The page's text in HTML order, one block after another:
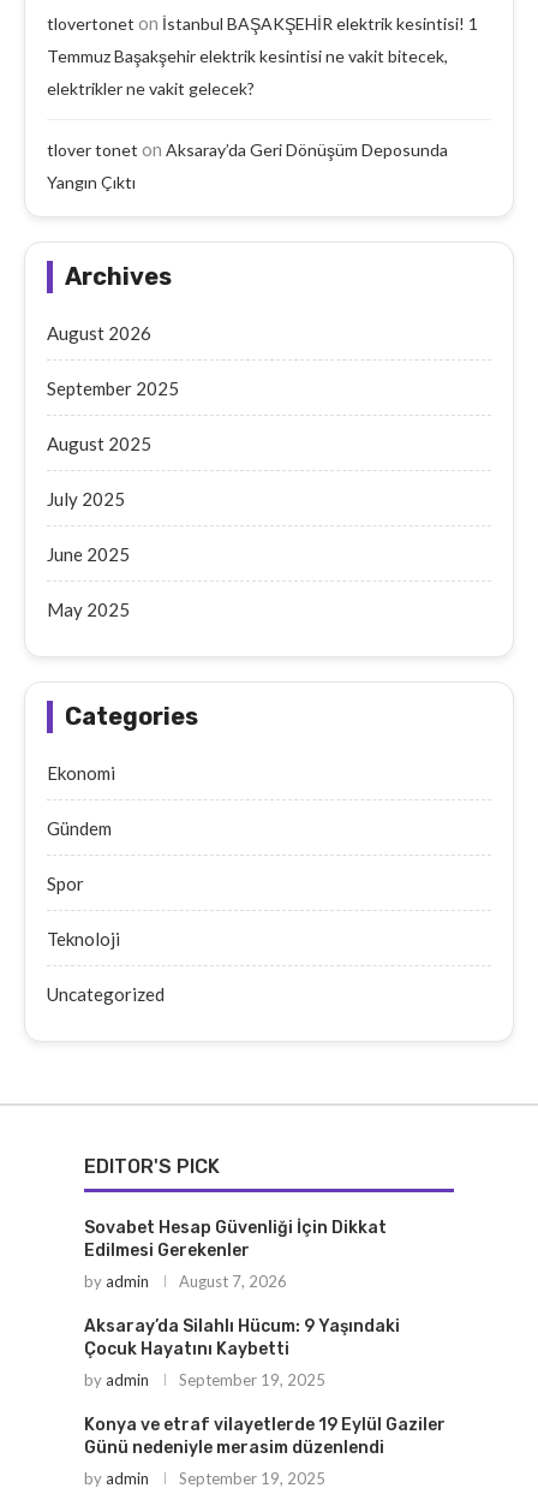
tlovertonet on İstanbul BAŞAKŞEHİR elektrik kesintisi! 1
Temmuz Başakşehir elektrik kesintisi ne vakit bitecek,
elektrikler ne vakit gelecek?
tlover tonet on Aksaray’da Geri Dönüşüm Deposunda
Yangın Çıktı
Archives
August 2026
September 2025
August 2025
July 2025
June 2025
May 2025
Categories
Ekonomi
Gündem
Spor
Teknoloji
Uncategorized
EDITOR'S PICK
Sovabet Hesap Güvenliği İçin Dikkat
Edilmesi Gerekenler
byadmin August 7, 2026
Aksaray’da Silahlı Hücum: 9 Yaşındaki
Çocuk Hayatını Kaybetti
byadmin September 19, 2025
Konya ve etraf vilayetlerde 19 Eylül Gaziler
Günü nedeniyle merasim düzenlendi
byadmin September 19, 2025